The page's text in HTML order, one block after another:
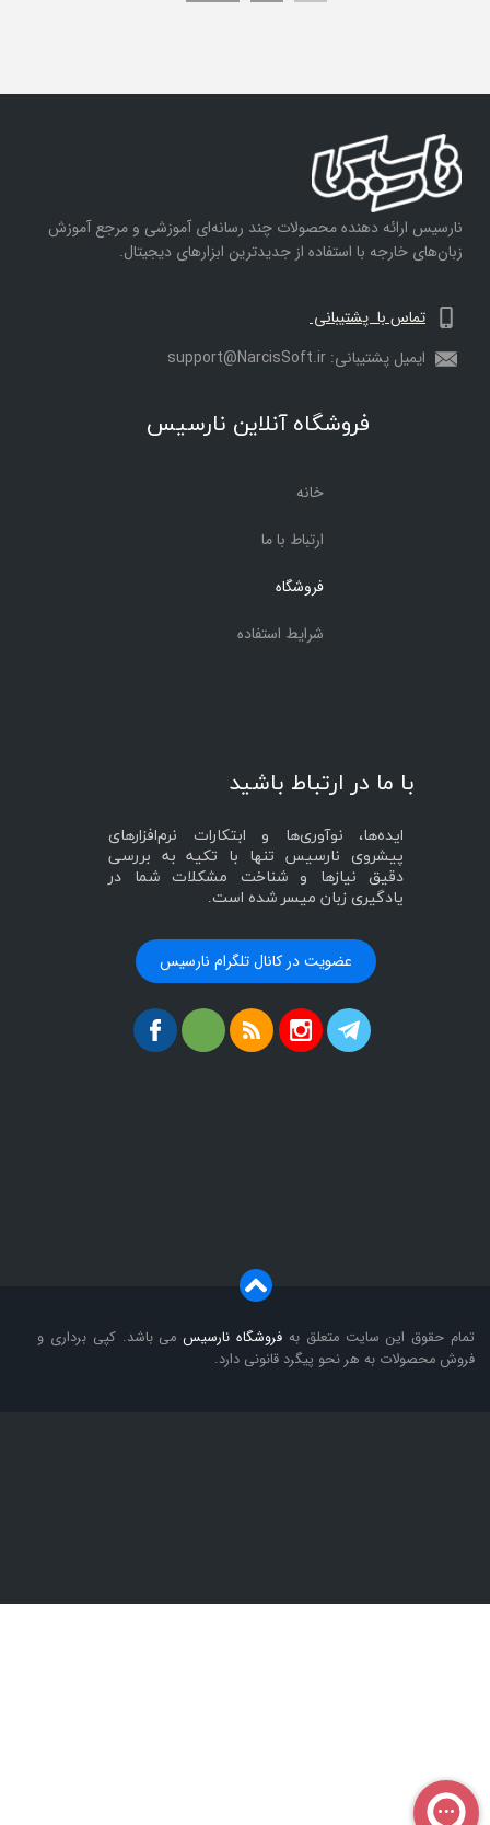
تمام حقوق این سایت متعلق به فروشگاه نارسیس می باشد. کپی برداری و
فروش محصولات به هر نحو پیگرد قانونی دارد.
نارسیس ارائه دهنده محصولات چند رسانه‌ای آموزشی و مرجع آموزش
زبان‌های خارجه با استفاده از جدیدترین ابزارهای دیجیتال.
تماس با پشتیبانی
ایمیل پشتیبانی: support@NarcisSoft.ir
فروشگاه آنلاین نارسیس
خانه
ارتباط با ما
فروشگاه
شرایط استفاده
با ما در ارتباط باشید
ایده‌ها، نوآوری‌ها و ابتکارات نرم‌افزارهای
پیشروی نارسیس تنها با تکیه به بررسی
دقیق نیازها و شناخت مشکلات شما در
یادگیری زبان میسر شده است.
عضویت در کانال تلگرام نارسیس